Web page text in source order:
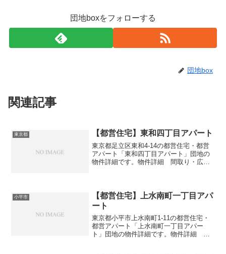
団地boxをフォローする
団地box
関連記事
東京都 【都営住宅】東和四丁目アパート
東京都足立区東和4-14の都営住宅・都営
アパート「東和四丁目アパート」団地の
物件詳細です。物件詳細 間取り・広さ
通...
小平市
【都営住宅】上水南町一丁目アパ
ート
東京都小平市上水南町1-11の都営住宅・
都営アパート「上水南町一丁目アパー
ト」団地の物件詳細です。物件詳細 間